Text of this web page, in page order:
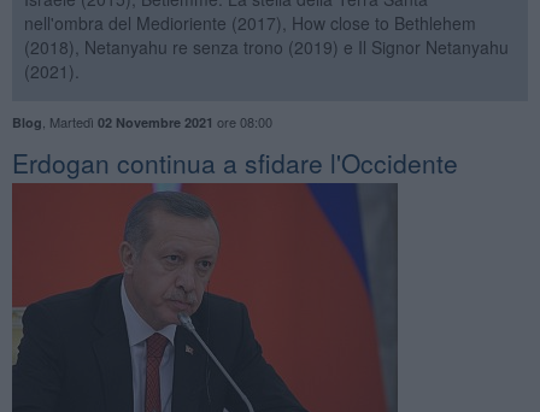
nell'ombra del Medioriente (2017), How close to Bethlehem
(2018), Netanyahu re senza trono (2019) e Il Signor Netanyahu
(2021).
Blog Martedì 02 Novembre 2021 ore 08:00
Erdogan continua a sfidare l'Occidente